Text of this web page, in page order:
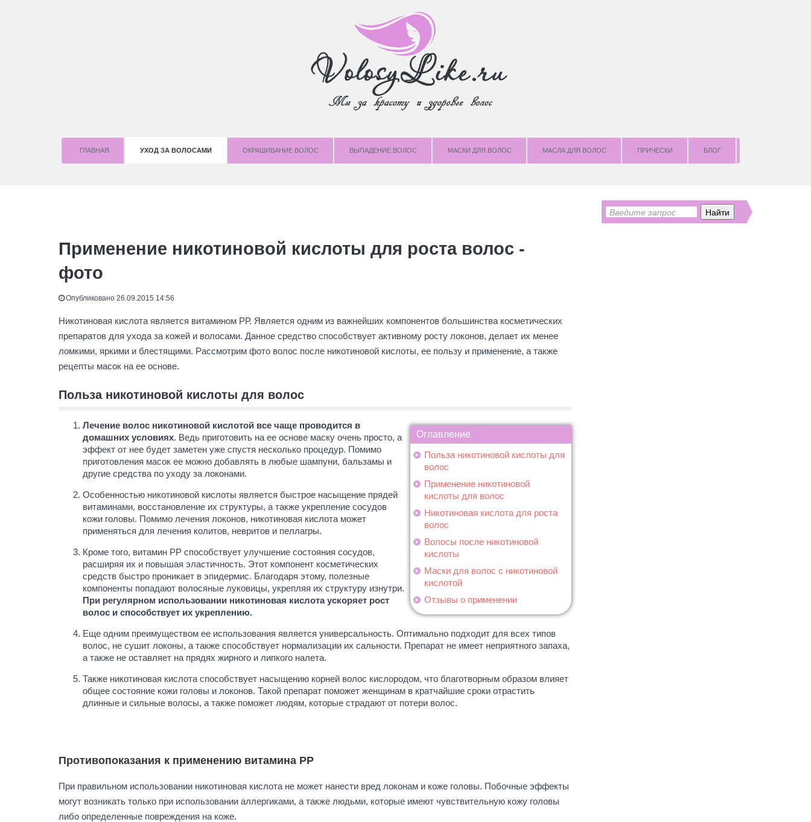
ГЛАВНАЯ УХОД ЗА ВОЛОСАМИ OКРАШИВАНИЕ ВОЛОС ВЫПАДЕНИЕ ВОЛОС МАСКИ ДЛЯ ВОЛОС МАСЛА ДЛЯ ВОЛОС ПРИЧЕСКИ БЛОГ
Применение никотиновой кислоты для роста волос -
фото
Опубликовано 26.09.2015 14:56
Никотиновая кислота является витамином РР. Является одним из важнейших компонентов большинства косметических
препаратов для ухода за кожей и волосами. Данное средство способствует активному росту локонов, делает их менее
ломкими, яркими и блестящими. Рассмотрим фото волос после никотиновой кислоты, ее пользу и применение, а также
рецепты масок на ее основе.
Польза никотиновой кислоты для волос
Оглавление
Польза никотиновой кислоты для
волос
Применение никотиновой
кислоты для волос
Никотиновая кислота для роста
волос
Волосы после никотиновой
кислоты
Маски для волос с никотиновой
кислотой
Отзывы о применении
Лечение волос никотиновой кислотой все чаще проводится в
домашних условиях. Ведь приготовить на ее основе маску очень просто, а
эффект от нее будет заметен уже спустя несколько процедур. Помимо
приготовления масок ее можно добавлять в любые шампуни, бальзамы и
другие средства по уходу за локонами.
Особенностью никотиновой кислоты является быстрое насыщение прядей
витаминами, восстановление их структуры, а также укрепление сосудов
кожи головы. Помимо лечения локонов, никотиновая кислота может
применяться для лечения колитов, невритов и пеллагры.
Кроме того, витамин РР способствует улучшение состояния сосудов,
расширяя их и повышая эластичность. Этот компонент косметических
средств быстро проникает в эпидермис. Благодаря этому, полезные
компоненты попадают волосяные луковицы, укрепляя их структуру изнутри.
При регулярном использовании никотиновая кислота ускоряет рост
волос и способствует их укреплению.
Еще одним преимуществом ее использования является универсальность. Оптимально подходит для всех типов
волос, не сушит локоны, а также способствует нормализации их сальности. Препарат не имеет неприятного запаха,
а также не оставляет на прядях жирного и липкого налета.
Также никотиновая кислота способствует насыщению корней волос кислородом, что благотворным образом влияет
общее состояние кожи головы и локонов. Такой препарат поможет женщинам в кратчайшие сроки отрастить
длинные и сильные волосы, а также поможет людям, которые страдают от потери волос.
Противопоказания к применению витамина PP
При правильном использовании никотиновая кислота не может нанести вред локонам и коже головы. Побочные эффекты
могут возникать только при использовании аллергиками, а также людьми, которые имеют чувствительную кожу головы
либо определенные повреждения на коже.